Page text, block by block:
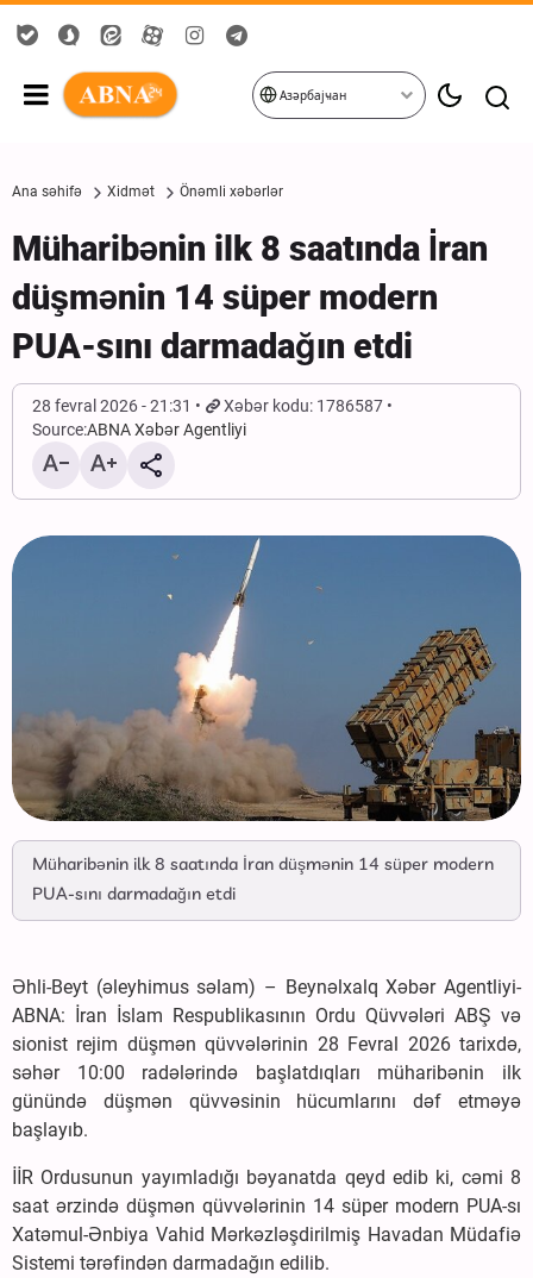
Азәрбајҹан
Ana səhifə Xidmət Önəmli xəbərlər
Müharibənin ilk 8 saatında İran
düşmənin 14 süper modern
PUA-sını darmadağın etdi
28 fevral 2026 - 21:31
Xəbər kodu: 1786587
Source:ABNA Xəbər Agentliyi
Müharibənin ilk 8 saatında İran düşmənin 14 süper modern
PUA-sını darmadağın etdi
Əhli-Beyt (əleyhimus səlam) – Beynəlxalq Xəbər Agentliyi-
ABNA: İran İslam Respublikasının Ordu Qüvvələri ABŞ və
sionist rejim düşmən qüvvələrinin 28 Fevral 2026 tarixdə,
səhər 10:00 radələrində başlatdıqları müharibənin ilk
günündə düşmən qüvvəsinin hücumlarını dəf etməyə
başlayıb.
İİR Ordusunun yayımladığı bəyanatda qeyd edib ki, cəmi 8
saat ərzində düşmən qüvvələrinin 14 süper modern PUA-sı
Xatəmul-Ənbiya Vahid Mərkəzləşdirilmiş Havadan Müdafiə
Sistemi tərəfindən darmadağın edilib.